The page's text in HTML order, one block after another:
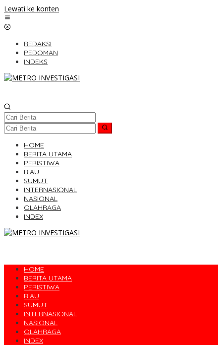
Lewati ke konten
REDAKSI
PEDOMAN
INDEKS
HOME
BERITA UTAMA
PERISTIWA
RIAU
SUMUT
INTERNASIONAL
NASIONAL
OLAHRAGA
INDEX
HOME
BERITA UTAMA
PERISTIWA
RIAU
SUMUT
INTERNASIONAL
NASIONAL
OLAHRAGA
INDEX